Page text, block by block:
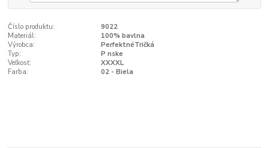
Číslo produktu:
9022
Materiál:
100% bavlna
Výrobca:
PerfektnéTričká
Typ:
P nske
Veľkosť:
XXXXL
Farba:
02 - Biela